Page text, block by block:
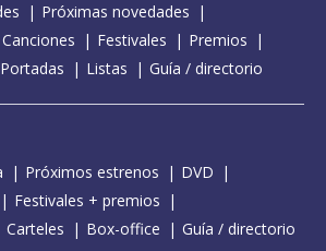
Próximas novedades
Canciones Festivales
Premios
Portadas Listas Guía / directorio
Próximos estrenos
DVD
Festivales + premios
Carteles Box-office Guía / directorio